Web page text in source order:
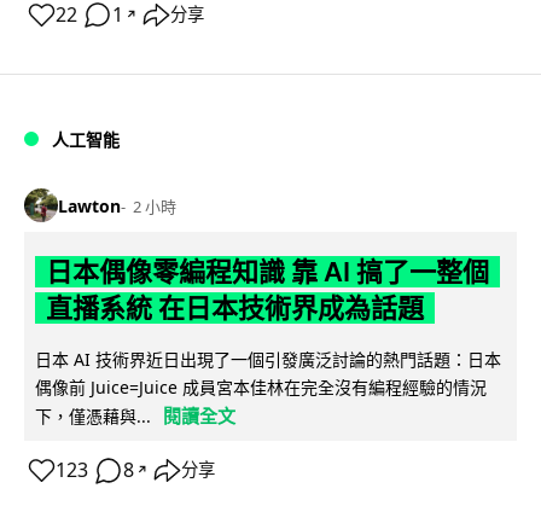
22 1 ↗ 分享
人工智能
Lawton 2 小時
日本偶像零編程知識 靠 AI 搞了一整個
直播系統 在日本技術界成為話題
日本 AI 技術界近日出現了一個引發廣泛討論的熱門話題：日本
偶像前 Juice=Juice 成員宮本佳林在完全沒有編程經驗的情況
下，僅憑藉與...
閱讀全文
123 8 ↗ 分享